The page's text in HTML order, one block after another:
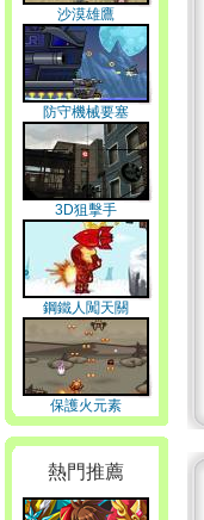
沙漠雄鷹
防守機械要塞
3D狙擊手
鋼鐵人闖天關
保護火元素
熱門推薦